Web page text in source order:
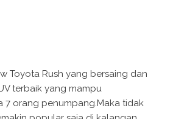
Toyota Rush yang bersaing dan
terbaik yang mampu
7 orang penumpang.Maka tidak